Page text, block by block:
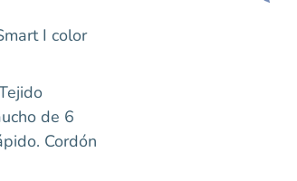
I color
de 6
Cordón